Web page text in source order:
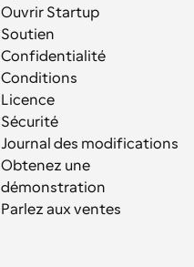
Ouvrir Startup
Soutien
Confidentialité
Conditions
Licence
Sécurité
Journal des modifications
Obtenez une
démonstration
Parlez aux ventes